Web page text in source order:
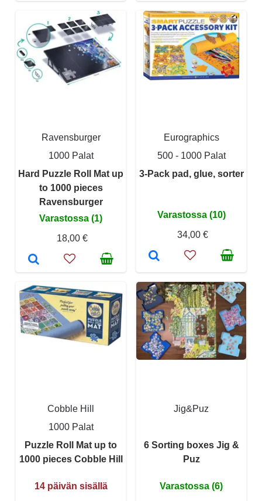
Ravensburger
1000 Palat
Hard Puzzle Roll Mat up
to 1000 pieces
Ravensburger
Varastossa (1)
18,00 €
Eurographics
500 - 1000 Palat
3-Pack pad, glue, sorter
Varastossa (10)
34,00 €
Cobble Hill
1000 Palat
Puzzle Roll Mat up to
1000 pieces Cobble Hill
14 päivän sisällä
Jig&Puz
6 Sorting boxes Jig &
Puz
Varastossa (6)